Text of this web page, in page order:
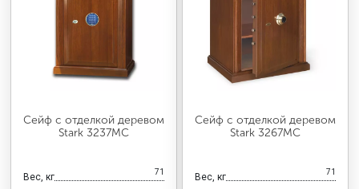
Сейф с отделкой деревом
Stark 3237MC
Вес, кг 71
Сейф с отделкой деревом
Stark 3267MC
Вес, кг 71